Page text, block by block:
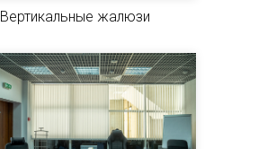
Вертикальные жалюзи